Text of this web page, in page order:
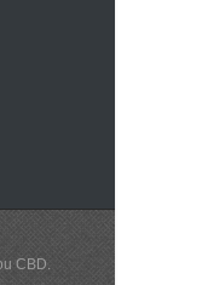
CBD.